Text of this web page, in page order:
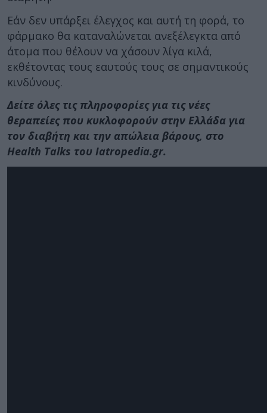
Εάν δεν υπάρξει έλεγχος και αυτή τη φορά, το
φάρμακο θα καταναλώνεται ανεξέλεγκτα από
άτομα που θέλουν να χάσουν λίγα κιλά,
εκθέτοντας τους εαυτούς τους σε σημαντικούς
κινδύνους.
Δείτε όλες τις πληροφορίες για τις νέες
θεραπείες που κυκλοφορούν στην Ελλάδα για
τον διαβήτη και την απώλεια βάρους, στο
Health Talks του Iatropedia.gr.